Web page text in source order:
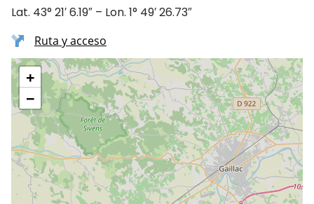
Lat. 43° 21′ 6.19″ – Lon. 1° 49′ 26.73″
Ruta y acceso
+
−